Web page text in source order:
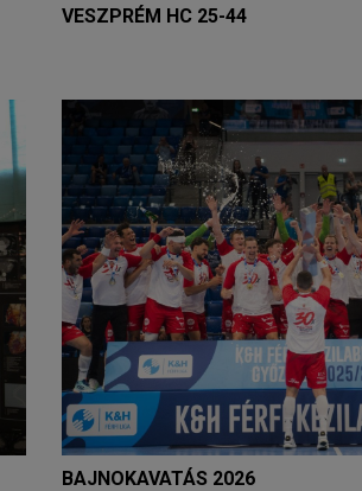
VESZPRÉM HC 25-44
BAJNOKAVATÁS 2026